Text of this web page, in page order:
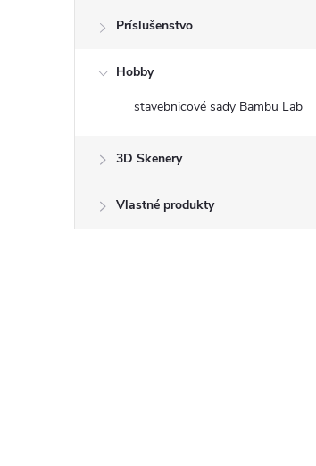
Príslušenstvo
Hobby
stavebnicové sady Bambu Lab
3D Skenery
Vlastné produkty